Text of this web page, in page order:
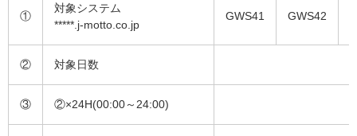
①
対象システム
*****.j-motto.co.jp
GWS41 GWS42
② 対象日数
③ ②×24H(00:00～24:00)